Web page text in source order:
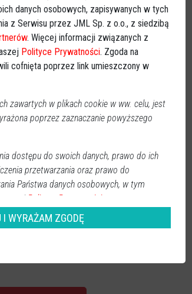
świat 3 lipca 2026
czekali na
i zapraszamy do
danych osobowych, zapisywanych w tych
z Serwisu przez JML Sp. z o.o., z siedzibą
. Więcej informacji związanych z
Polityce Prywatności. Zgoda na
cofnięta poprzez link umieszczony w
zawartych w plikach cookie w ww. celu, jest
poprzez zaznaczanie powyższego
dostępu do swoich danych, prawo do ich
przetwarzania oraz prawo do
Państwa danych osobowych, w tym
naszej Polityce Prywatności.
I WYRAŻAM ZGODĘ